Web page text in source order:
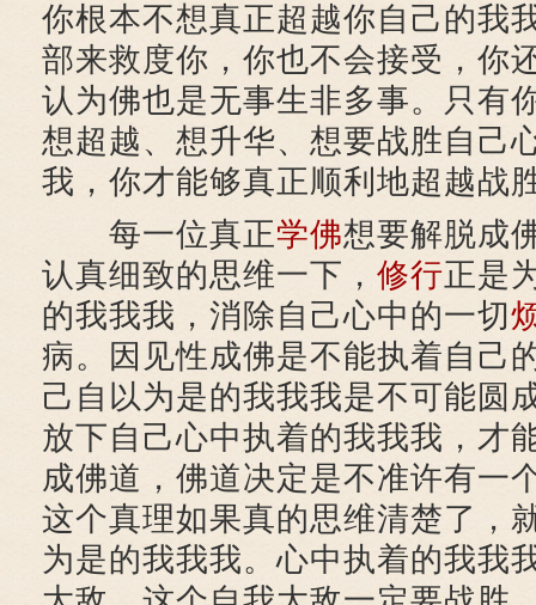
你根本不想真正超越你自己的我
部来救度你，你也不会接受，你
认为佛也是无事生非多事。只有
想超越、想升华、想要战胜自己
我，你才能够真正顺利地超越战
每一位真正学佛想要解脱成
认真细致的思维一下， 修行正是
的我我我，消除自己心中的一切
病。因见性成佛是不能执着自己
己自以为是的我我我是不可能圆
放下自己心中执着的我我我，才
成佛道，佛道决定是不准许有一
这个真理如果真的思维清楚了，
为是的我我我。心中执着的我我